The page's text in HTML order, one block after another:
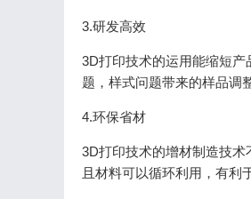
3.研发高效
3D打印技术的运用能缩短
题，样式问题带来的样品调整
4.环保省材
3D打印技术的增材制造技
且材料可以循环利用，有利